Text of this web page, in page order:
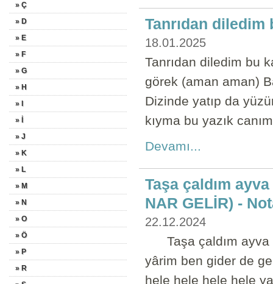
» Ç
» D
» E
» F
» G
» H
» I
» İ
» J
» K
» L
» M
» N
» O
» Ö
» P
» R
Tanrıdan diledim
18.01.2025
Tanrıdan diledim bu
görek (aman aman)
Dizinde yatıp da
kıyma bu yazık
Devamı...
Taşa çaldım
NAR GELİR) -
22.12.2024
Taşa çaldım ayva
yârim ben gider de
hele hele hele hele